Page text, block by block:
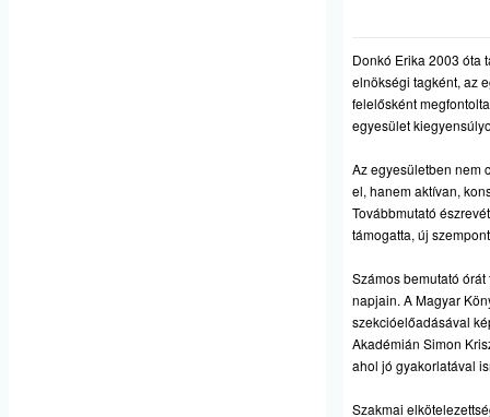
Donkó Erika 2003 óta
elnökségi tagként, az
felelősként
egyesület
Az egyesületben nem
el, hanem aktívan,
Továbbmutató
támogatta, új
Számos bemutató
napjain. A Magyar
szekcióelőadásával
Akadémián Simon
ahol jó gyakorlatával
Szakmai